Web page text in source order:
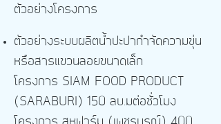
ตัวอย่างโครงการ
ตัวอย่างระบบผลิตน้ำปะปากำจัดความขุ่น
หรือสารแขวนลอยขนาดเล็ก
โครงการ SIAM FOOD PRODUCT
(SARABURI) 150 ลบ.มต่อชั่วโมง